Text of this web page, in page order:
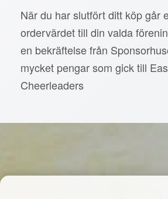
När du har slutfört ditt köp går
ordervärdet till din valda
en bekräftelse från
mycket pengar som gick till
Cheerleaders